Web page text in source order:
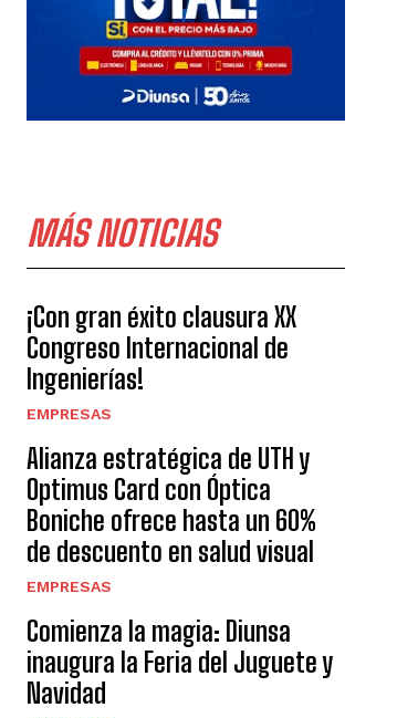
MÁS NOTICIAS
¡Con gran éxito clausura XX
Congreso Internacional de
Ingenierías!
EMPRESAS
Alianza estratégica de UTH y
Optimus Card con Óptica
Boniche ofrece hasta un 60%
de descuento en salud visual
EMPRESAS
Comienza la magia: Diunsa
inaugura la Feria del Juguete y
Navidad